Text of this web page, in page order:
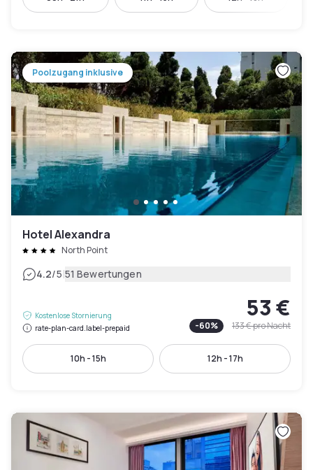
Poolzugang inklusive
Hotel Alexandra
North Point
4.2/5|51 Bewertungen
Kostenlose Stornierung
rate-plan-card.label-prepaid
53 €
-60% 133 €pro Nacht
10h - 15h 12h - 17h